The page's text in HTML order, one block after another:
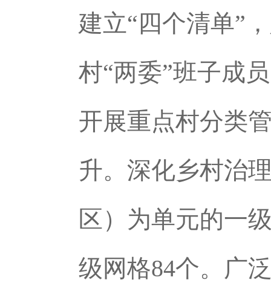
建立“四个清单”
村“两委”班子成
开展重点村分类
升。深化乡村治
区）为单元的一
级网格84个。广